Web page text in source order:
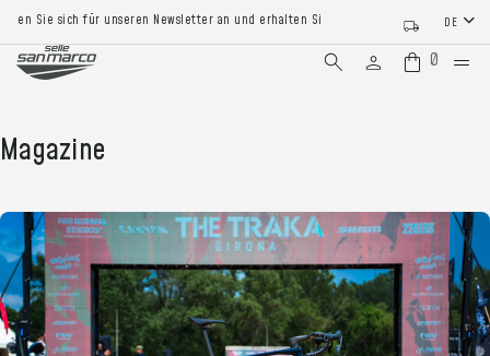
Sie sich für unseren Newsletter an und erhalten Sie 15% Rabatt auf Ihre erste
DE
0
Magazine